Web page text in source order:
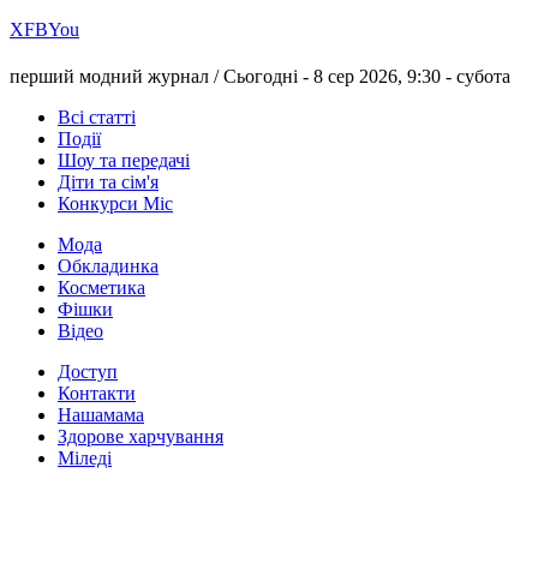
ХFBYou
перший модний журнал /Сьогодні - 8 сер 2026, 9:30 - субота
Всі статті
Події
Шоу та передачі
Діти та сім'я
Конкурси Міс
Мода
Обкладинка
Косметика
Фішки
Відео
Доступ
Контакти
Нашамама
Здорове харчування
Міледі